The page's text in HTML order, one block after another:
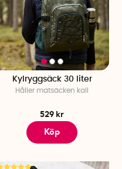
Kylryggsäck 30 liter
Håller matsäcken kall
529 kr
Köp